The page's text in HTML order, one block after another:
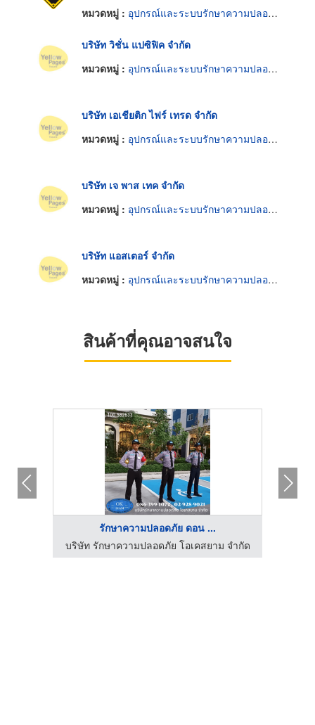
หมวดหมู่ : อุปกรณ์และระบบรักษาความปลอดภัย
บริษัท วิชั่น แปซิฟิค จำกัด
หมวดหมู่ : อุปกรณ์และระบบรักษาความปลอดภัย
บริษัท เอเชียติก ไฟร์ เทรด จำกัด
หมวดหมู่ : อุปกรณ์และระบบรักษาความปลอดภัย
บริษัท เจ พาส เทค จำกัด
หมวดหมู่ : อุปกรณ์และระบบรักษาความปลอดภัย
บริษัท แอสเตอร์ จำกัด
หมวดหมู่ : อุปกรณ์และระบบรักษาความปลอดภัย
สินค้าที่คุณอาจสนใจ
รักษาความปลอดภัย ดอน ...
บริษัท รักษาความปลอดภัย โอเคสยาม จำกัด